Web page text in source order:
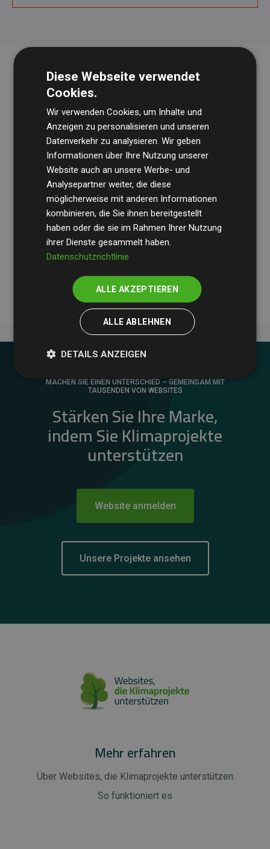
Die Wirtschaftsprüfungsgesellschaft BDOüberprüft
regelmäßig unsere Berechnungen und Methodik, um
Transparenz und Verlässlichkeit sicherzustellen.
Ihre Prüfungen belegen, dass unsere Investitionen in
Klimaschutzprojekte im Durchschnitt200 % der
geschätzten CO₂-Emissionender teilnehmenden
Websites kompensieren – ein klarer Nachweis für die
messbare Klimawirkung unseres Ansatzes.
MACHEN SIE EINEN UNTERSCHIED – GEMEINSAM MIT
TAUSENDEN VON WEBSITES
Stärken Sie Ihre Marke,
indem Sie Klimaprojekte
unterstützen
Website anmelden
Unsere Projekte ansehen
Mehr erfahren
Über Websites, die Klimaprojekte unterstützen
So funktioniert es
Diese Webseite verwendet
Cookies.
Wir verwenden Cookies, um Inhalte und
Anzeigen zu personalisieren und unseren
Datenverkehr zu analysieren. Wir geben
Informationen über Ihre Nutzung unserer
Website auch an unsere Werbe- und
Analysepartner weiter, die diese
möglicherweise mit anderen Informationen
kombinieren, die Sie ihnen bereitgestellt
haben oder die sie im Rahmen Ihrer Nutzung
ihrer Dienste gesammelt haben.
Datenschutzrichtlinie
ALLE AKZEPTIEREN
ALLE ABLEHNEN
DETAILS ANZEIGEN